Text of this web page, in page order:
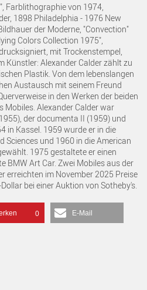
Farblithographie von 1974,
1898 Philadelphia - 1976 New
der Moderne, "Convection"
Colors Collection 1975",
mit Trockenstempel,
Künstler: Alexander Calder zählt zu
Plastik. Von dem lebenslangen
Austausch mit seinem Freund
in den Werken der beiden
Mobiles. Alexander Calder war
der documenta II (1959) und
in Kassel. 1959 wurde er in die
Sciences und 1960 in die American
1975 gestaltete er einen
BMW Art Car. Zwei Mobiles aus der
erreichten im November 2025 Preise
bei einer Auktion von Sotheby's.
0 E-Mail